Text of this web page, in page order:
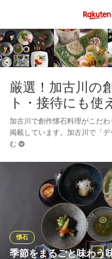
厳選！加古川の
ト・接待にも使
加古川で創作懐石料理がこだ
掲載しています。加古川で「
む
季節をまるごと味わう
懐石